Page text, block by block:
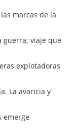
marcas de la
guerra; viaje que
explotadoras
La avaricia y
emerge